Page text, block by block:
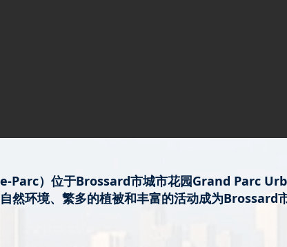
Parc）位于Brossard市城市花园Grand Parc
然环境、繁多的植被和丰富的活动成为Brossard